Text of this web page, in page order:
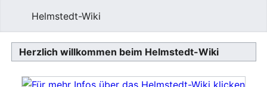
Helmstedt-Wiki
Herzlich willkommen beim Helmstedt-Wiki